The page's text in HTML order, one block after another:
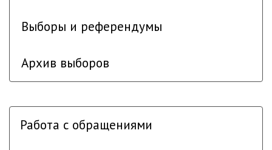
Выборы и референдумы
Архив выборов
Работа с обращениями